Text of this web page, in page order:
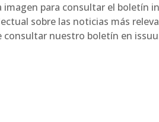
imagen para consultar el boletín
sobre las noticias más
consultar nuestro boletín en